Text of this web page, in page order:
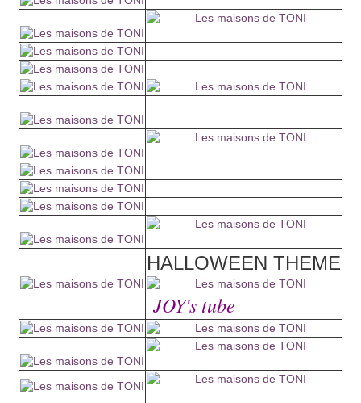
HALLOWEEN THEME
JOY's tube